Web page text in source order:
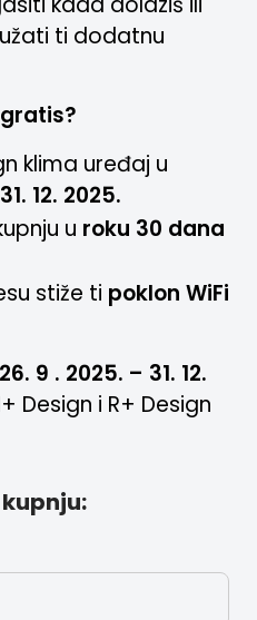
ti dodatnu
klima uređaj u
12. 2025.
u roku 30 dana
stiže ti poklon WiFi
26. 9 . 2025. – 31. 12.
Design i R+ Design